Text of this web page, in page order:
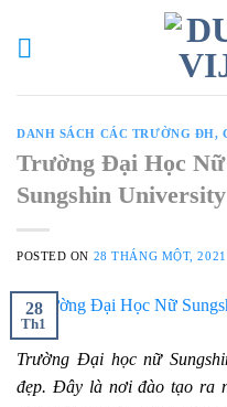
DANH SÁCH CÁC TRƯỜNG ĐH,
Trường Đại Học Nữ
Sungshin University
POSTED ON 28 THÁNG MỘT, 2021
28
Th1
Trường Đại học nữ
đẹp. Đây là nơi đào tạo ra